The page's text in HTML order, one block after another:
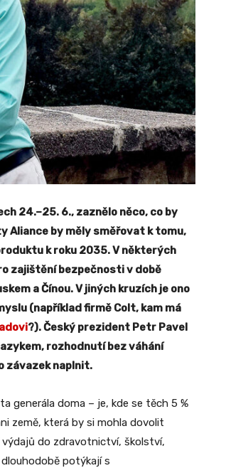
24.–25. 6., zaznělo něco, co by
Aliance by měly směřovat k tomu,
k roku 2035. V některých
zajištění bezpečnosti v době
a Čínou. V jiných kruzích je ono
(například firmě Colt, kam má
?). Český prezident Petr Pavel
rozhodnutí bez váhání
závazek naplnit.
generála doma – je, kde se těch 5 %
země, která by si mohla dovolit
do zdravotnictví, školství,
potýkají s